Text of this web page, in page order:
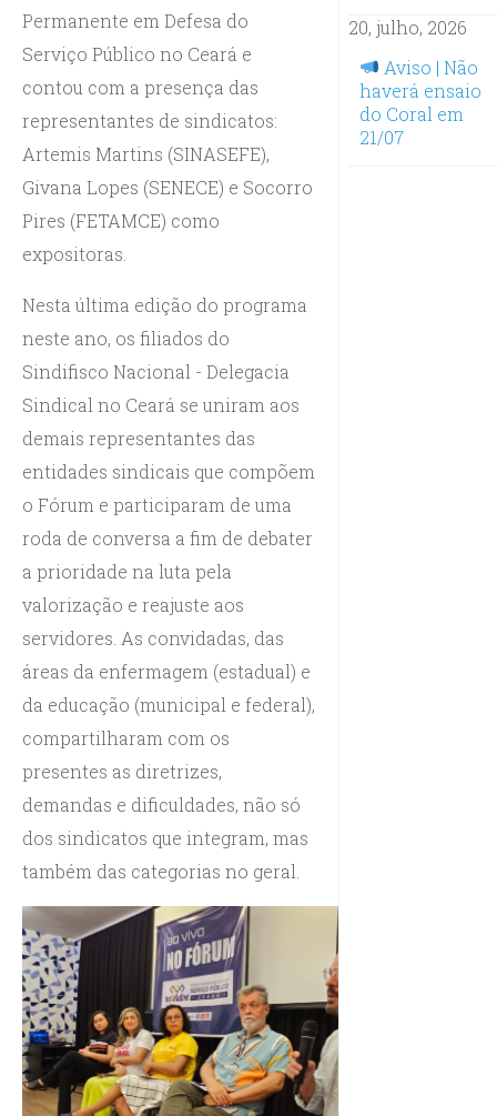
Permanente em Defesa do
Serviço Público no Ceará e
contou com a presença das
representantes de sindicatos:
Artemis Martins (SINASEFE),
Givana Lopes (SENECE) e Socorro
Pires (FETAMCE) como
expositoras.
Nesta última edição do programa
neste ano, os filiados do
Sindifisco Nacional - Delegacia
Sindical no Ceará se uniram aos
demais representantes das
entidades sindicais que compõem
o Fórum e participaram de uma
roda de conversa a fim de debater
a prioridade na luta pela
valorização e reajuste aos
servidores. As convidadas, das
áreas da enfermagem (estadual) e
da educação (municipal e federal),
compartilharam com os
presentes as diretrizes,
demandas e dificuldades, não só
dos sindicatos que integram, mas
também das categorias no geral.
20, julho, 2026
Aviso | Não
haverá ensaio
do Coral em
21/07